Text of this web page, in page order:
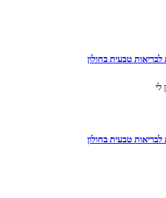
טבעית בחולון
לי
טבעית בחולון